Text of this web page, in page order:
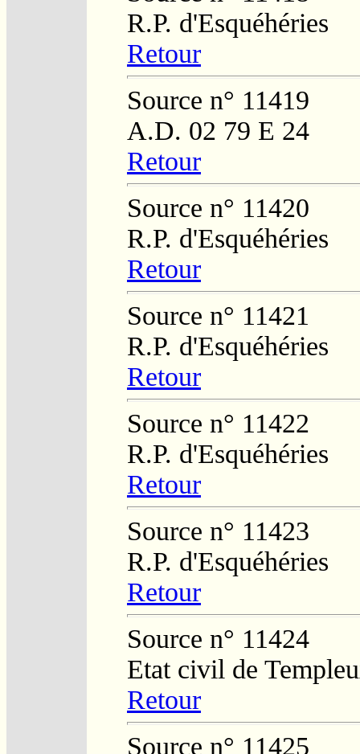
R.P. d'Esquéhéries
Retour
Source n° 11419
A.D. 02 79 E 24
Retour
Source n° 11420
R.P. d'Esquéhéries
Retour
Source n° 11421
R.P. d'Esquéhéries
Retour
Source n° 11422
R.P. d'Esquéhéries
Retour
Source n° 11423
R.P. d'Esquéhéries
Retour
Source n° 11424
Etat civil de
Retour
Source n° 11425